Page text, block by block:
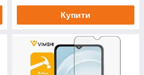
Купити